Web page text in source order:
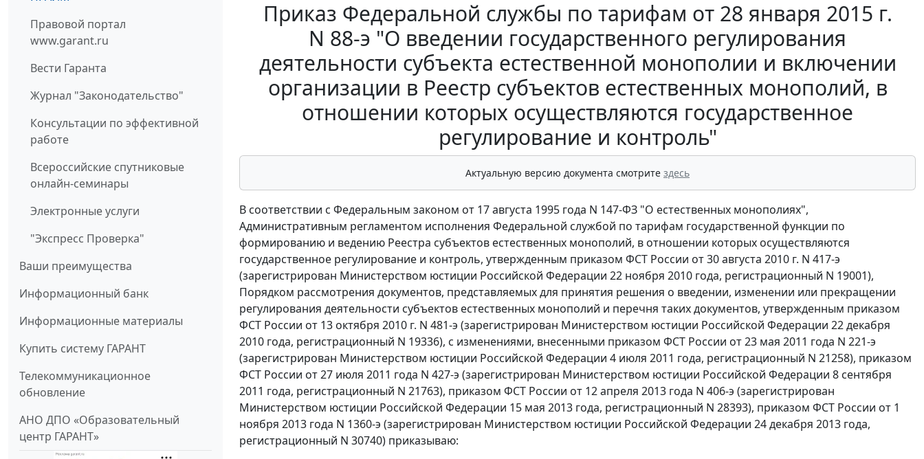
Правовой портал
www.garant.ru
Вести Гаранта
Журнал "Законодательство"
Консультации по эффективной
работе
Всероссийские спутниковые
онлайн-семинары
Электронные услуги
"Экспресс Проверка"
Ваши преимущества
Информационный банк
Информационные материалы
Купить систему ГАРАНТ
Телекоммуникационное
обновление
АНО ДПО «Образовательный
центр ГАРАНТ»
Приказ Федеральной службы по тарифам от 28 января 2015 г.
N 88-э "О введении государственного регулирования
деятельности субъекта естественной монополии и включении
организации в Реестр субъектов естественных монополий, в
отношении которых осуществляются государственное
регулирование и контроль"
Актуальную версию документа смотрите здесь
В соответствии с Федеральным законом от 17 августа 1995 года N 147-ФЗ "О естественных монополиях",
Административным регламентом исполнения Федеральной службой по тарифам государственной функции по
формированию и ведению Реестра субъектов естественных монополий, в отношении которых осуществляются
государственное регулирование и контроль, утвержденным приказом ФСТ России от 30 августа 2010 г. N 417-э
(зарегистрирован Министерством юстиции Российской Федерации 22 ноября 2010 года, регистрационный N 19001),
Порядком рассмотрения документов, представляемых для принятия решения о введении, изменении или прекращении
регулирования деятельности субъектов естественных монополий и перечня таких документов, утвержденным приказом
ФСТ России от 13 октября 2010 г. N 481-э (зарегистрирован Министерством юстиции Российской Федерации 22 декабря
2010 года, регистрационный N 19336), с изменениями, внесенными приказом ФСТ России от 23 мая 2011 года N 221-э
(зарегистрирован Министерством юстиции Российской Федерации 4 июля 2011 года, регистрационный N 21258), приказом
ФСТ России от 27 июля 2011 года N 427-э (зарегистрирован Министерством юстиции Российской Федерации 8 сентября
2011 года, регистрационный N 21763), приказом ФСТ России от 12 апреля 2013 года N 406-э (зарегистрирован
Министерством юстиции Российской Федерации 15 мая 2013 года, регистрационный N 28393), приказом ФСТ России от 1
ноября 2013 года N 1360-э (зарегистрирован Министерством юстиции Российской Федерации 24 декабря 2013 года,
регистрационный N 30740) приказываю: